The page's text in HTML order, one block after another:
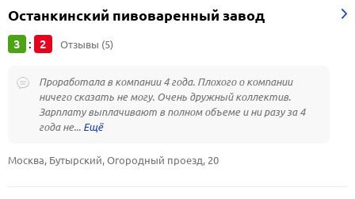
Останкинский пивоваренный завод
3 : 2 Отзывы (5)
Проработала в компании 4 года. Плохого о компании
ничего сказать не могу. Очень дружный коллектив.
Зарплату выплачивают в полном объеме и ни разу за 4
года не...
Москва, Бутырский, Огородный проезд, 20